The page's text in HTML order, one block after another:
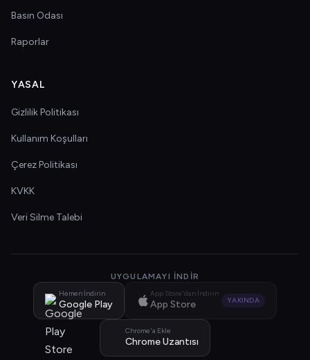
Basın Odası
Raporlar
YASAL
Gizlilik Politikası
Kullanım Koşulları
Çerez Politikası
KVKK
Veri Silme Talebi
UYGULAMAYI İNDIR
Hemen İndirin
Google Play
App Store'dan İndirin
App Store YAKINDA
Chrome'a Ekle
Chrome Uzantısı